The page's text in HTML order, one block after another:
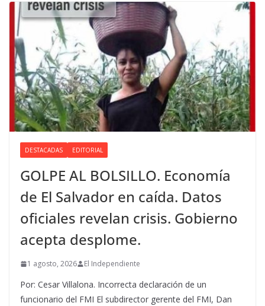
DESTACADAS EDITORIAL
GOLPE AL BOLSILLO. Economía
de El Salvador en caída. Datos
oficiales revelan crisis. Gobierno
acepta desplome.
1 agosto, 2026 El Independiente
Por: Cesar Villalona. Incorrecta declaración de un
funcionario del FMI El subdirector gerente del FMI, Dan